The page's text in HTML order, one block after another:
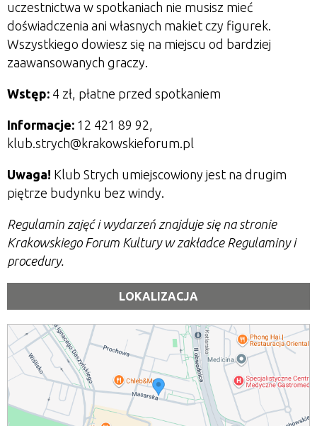
uczestnictwa w spotkaniach nie musisz mieć
doświadczenia ani własnych makiet czy figurek.
Wszystkiego dowiesz się na miejscu od bardziej
zaawansowanych graczy.
Wstęp: 4 zł, płatne przed spotkaniem
Informacje: 12 421 89 92,
klub.strych@krakowskieforum.pl
Uwaga! Klub Strych umiejscowiony jest na drugim
piętrze budynku bez windy.
Regulamin zajęć i wydarzeń znajduje się na stronie
Krakowskiego Forum Kultury w zakładce Regulaminy i
procedury.
LOKALIZACJA